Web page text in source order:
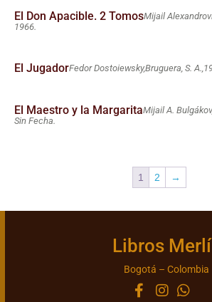
El Don Apacible. 2 TomosMijail
1966.
El JugadorFedor Dostoiewsky,Bruguera, S. A.,
El Maestro y la MargaritaMijail A. Bulgákov,
Sin Fecha.
1 2 →
Libros
Bogotá – Colombia